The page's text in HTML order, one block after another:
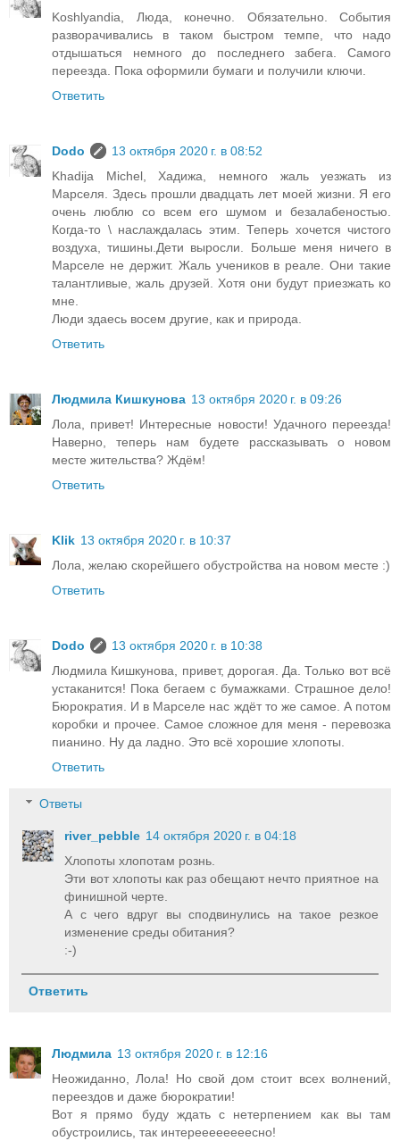
Koshlyandia, Люда, конечно. Обязательно. События
разворачивались в таком быстром темпе, что надо
отдышаться немного до последнего забега. Самого
переезда. Пока оформили бумаги и получили ключи.
Ответить
Dodo
13 октября 2020 г. в 08:52
Khadija Michel, Хадижа, немного жаль уезжать из
Марселя. Здесь прошли двадцать лет моей жизни. Я его
очень люблю со всем его шумом и безалабеностью.
Когда-то \ наслаждалась этим. Теперь хочется чистого
воздуха, тишины.Дети выросли. Больше меня ничего в
Марселе не держит. Жаль учеников в реале. Они такие
талантливые, жаль друзей. Хотя они будут приезжать ко
мне.
Люди здаесь восем другие, как и природа.
Ответить
Людмила Кишкунова 13 октября 2020 г. в 09:26
Лола, привет! Интересные новости! Удачного переезда!
Наверно, теперь нам будете рассказывать о новом
месте жительства? Ждём!
Ответить
Klik 13 октября 2020 г. в 10:37
Лола, желаю скорейшего обустройства на новом месте :)
Ответить
Dodo
13 октября 2020 г. в 10:38
Людмила Кишкунова, привет, дорогая. Да. Только вот всё
устаканится! Пока бегаем с бумажками. Страшное дело!
Бюрократия. И в Марселе нас ждёт то же самое. А потом
коробки и прочее. Самое сложное для меня - перевозка
пианино. Ну да ладно. Это всё хорошие хлопоты.
Ответить
Ответы
river_pebble 14 октября 2020 г. в 04:18
Хлопоты хлопотам рознь.
Эти вот хлопоты как раз обещают нечто приятное на
финишной черте.
А с чего вдруг вы сподвинулись на такое резкое
изменение среды обитания?
:-)
Ответить
Людмила 13 октября 2020 г. в 12:16
Неожиданно, Лола! Но свой дом стоит всех волнений,
переездов и даже бюрократии!
Вот я прямо буду ждать с нетерпением как вы там
обустроились, так интереееееееесно!